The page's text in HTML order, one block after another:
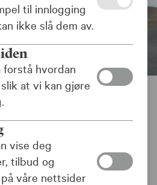
til innlogging
ikke slå dem av.
forstå hvordan
at vi kan gjøre
vise deg
tilbud og
våre nettsider